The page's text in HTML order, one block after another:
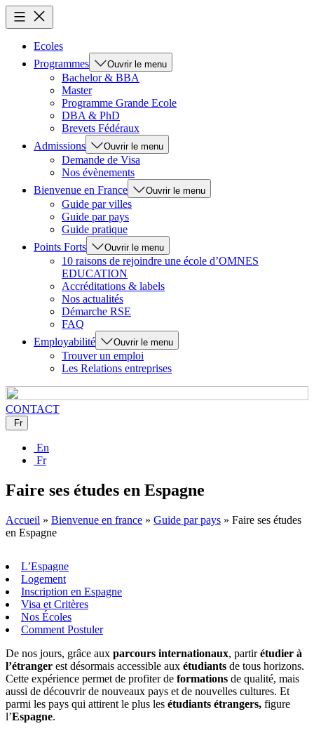
Ecoles
Programmes
Ouvrir le menu
Bachelor & BBA
Master
Programme Grande Ecole
DBA & PhD
Brevets Fédéraux
Admissions
Ouvrir le menu
Demande de Visa
Nos évènements
Bienvenue en France
Ouvrir le menu
Guide par villes
Guide par pays
Guide pratique
Points Forts
Ouvrir le menu
10 raisons de rejoindre une école d’OMNES
EDUCATION
Accréditations & labels
Nos actualités
Démarche RSE
FAQ
Employabilité
Ouvrir le menu
Trouver un emploi
Les Relations entreprises
CONTACT
Fr
En
Fr
Faire ses études en Espagne
Accueil » Bienvenue en france » Guide par pays » Faire ses études
en Espagne
L’Espagne
Logement
Inscription en Espagne
Visa et Critères
Nos Écoles
Comment Postuler
De nos jours, grâce aux parcours internationaux, partirétudier à
l’étranger est désormais accessible aux étudiants de tous horizons.
Cette expérience permet de profiter de formations de qualité, mais
aussi de découvrir de nouveaux pays et de nouvelles cultures. Et
parmi les pays qui attirent le plus les étudiants étrangers, figure
l’Espagne.